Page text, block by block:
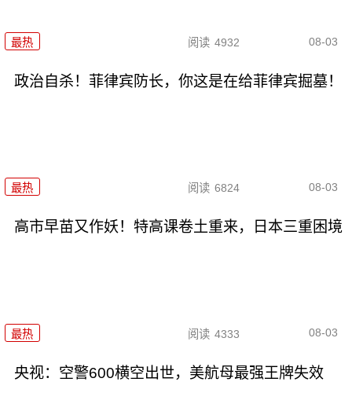
最热 阅读 4932 08-03
政治自杀！菲律宾防长，你这是在给菲律宾掘墓！
最热 阅读 6824 08-03
高市早苗又作妖！特高课卷土重来，日本三重困境
最热 阅读 4333 08-03
央视：空警600横空出世，美航母最强王牌失效